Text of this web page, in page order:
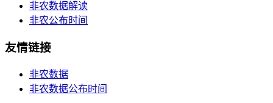
非农数据解读
非农公布时间
友情链接
非农数据
非农数据公布时间